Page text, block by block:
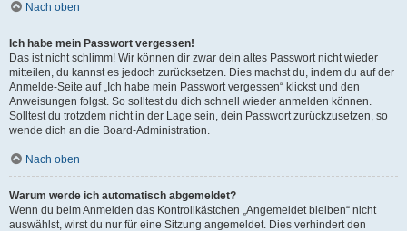
Nach oben
Ich habe mein Passwort vergessen!
Das ist nicht schlimm! Wir können dir zwar dein altes Passwort nicht wieder
mitteilen, du kannst es jedoch zurücksetzen. Dies machst du, indem du auf der
Anmelde-Seite auf „Ich habe mein Passwort vergessen“ klickst und den
Anweisungen folgst. So solltest du dich schnell wieder anmelden können.
Solltest du trotzdem nicht in der Lage sein, dein Passwort zurückzusetzen, so
wende dich an die Board-Administration.
Nach oben
Warum werde ich automatisch abgemeldet?
Wenn du beim Anmelden das Kontrollkästchen „Angemeldet bleiben“ nicht
auswählst, wirst du nur für eine Sitzung angemeldet. Dies verhindert den